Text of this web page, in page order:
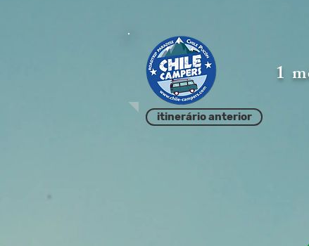
1
itinerário anterior